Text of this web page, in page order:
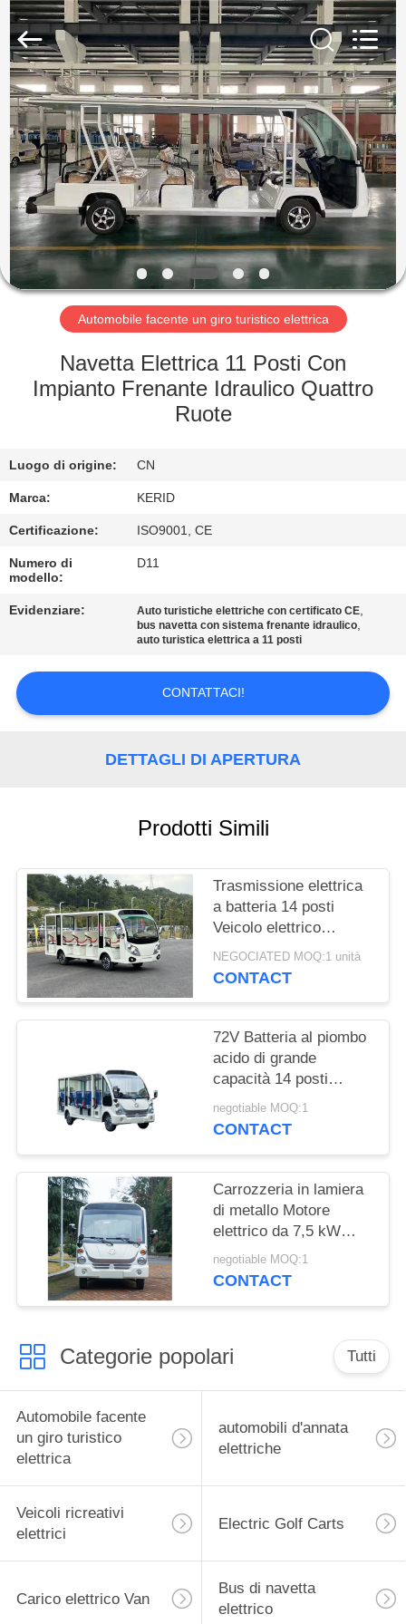
CASA.
PRODOTTI
VIDEO
SU
DI
VISITA
CONTROLLO
DELLA
QUALITÀ
CONTATTACI
NOTIZIE
DEL
SITO
POLITICA
SULLA
PRIVACY
Vehicle
Co,Ltd.
Rights
Reserved.
Developed
by
ECER
Automobile facente un giro turistico elettrica
Navetta Elettrica 11 Posti Con
Impianto Frenante Idraulico Quattro
Ruote
Luogo di origine: CN
Marca: KERID
Certificazione: ISO9001, CE
Numero di
modello:
D11
Evidenziare: Auto turistiche elettriche con certificato CE,
bus navetta con sistema frenante idraulico,
auto turistica elettrica a 11 posti
CONTATTACI!
DETTAGLI DI APERTURA
Prodotti Simili
Trasmissione elettrica
a batteria 14 posti
Veicolo elettrico
Autobus turistico Carro
elettrico Per adulti e
NEGOCIATED MOQ:1 unità
CONTACT
72V Batteria al piombo
acido di grande
capacità 14 posti
Autobus turistico
elettrico Auto turistica
negotiable MOQ:1
CONTACT
Carrozzeria in lamiera
di metallo Motore
elettrico da 7,5 kW
Automobile turistica da
14 posti Porta chiusa
negotiable MOQ:1
CONTACT
Categorie popolari Tutti
Automobile facente
un giro turistico
elettrica
automobili d'annata
elettriche
Veicoli ricreativi
elettrici
Electric Golf Carts
Carico elettrico Van
Bus di navetta
elettrico